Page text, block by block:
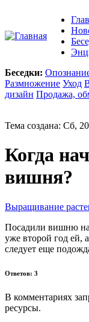
Беседки:
Размножение Уход
дизайн Продажа,
Тема создана: Сб,
Когда
вишня?
Выращивание
Посадили вишню на
уже второй год ей,
следует еще
Ответов: 3
В комментариях
ресурсы.